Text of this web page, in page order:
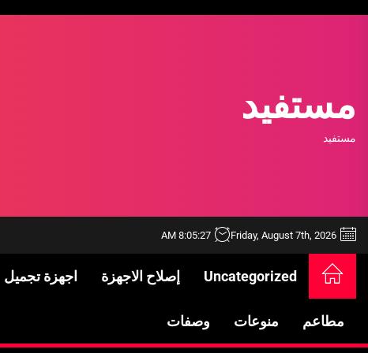
مستفيد
مستفيد
Friday, August 7th, 2026
8:05:28 AM
Uncategorized إصلاح الاجهزة اجهزة تجميل
مطاعم منوعات وصفات
خدمات شركة الجوهرة كلين المتميزة